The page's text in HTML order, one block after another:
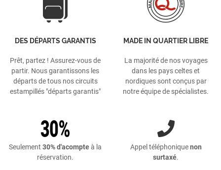
DES DÉPARTS GARANTIS
Prêt, partez ! Assurez-vous de
partir. Nous garantissons les
départs de tous nos circuits
estampillés "départs garantis"
MADE IN QUARTIER LIBRE
La majorité de nos voyages
dans les pays celtes et
nordiques sont conçus par
notre équipe de spécialistes.
Seulement 30% d'acompteà la
réservation.
Appel téléphoniquenon
surtaxé.